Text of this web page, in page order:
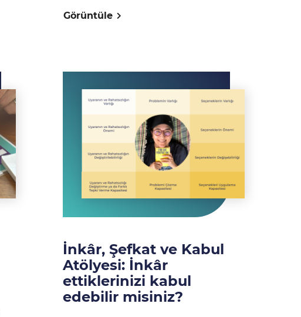
Görüntüle
İnkâr, Şefkat ve Kabul
Atölyesi: İnkâr
ettiklerinizi kabul
edebilir misiniz?